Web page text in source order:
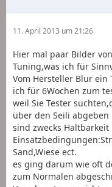
11. April 2013 um 21:26
Hier mal paar Bilder
Tuning,was ich für
Vom Hersteller Blur ein
ich für 6Wochen zum
weil Sie Tester
über den Seili
sind zwecks
Sand,Wiese ect.
es ging darum wie oft
zum Normalen